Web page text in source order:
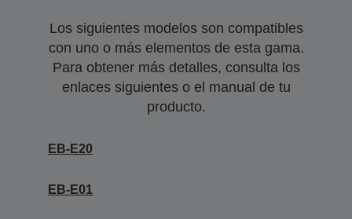
Los siguientes modelos son compatibles
con uno o más elementos de esta gama.
Para obtener más detalles, consulta los
enlaces siguientes o el manual de tu
producto.
EB-E20
EB-E01